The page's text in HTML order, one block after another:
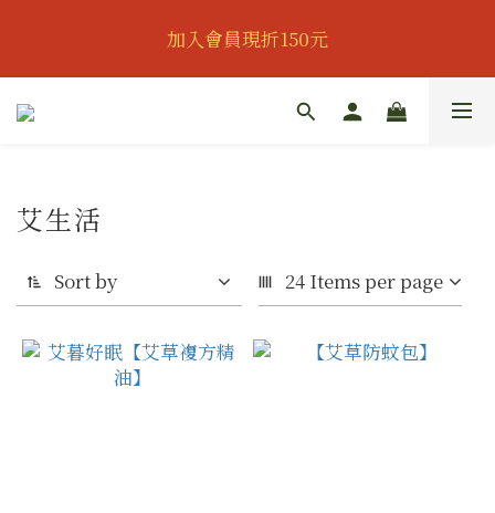
👔歡慶父親節｜全館95折｜滿888即可獲得滿額贈｜會
員可再享專屬折扣👔
加入會員現折150元
👔歡慶父親節｜全館95折｜滿888即可獲得滿額贈｜會
員可再享專屬折扣👔
艾生活
Sort by 24 Items per page